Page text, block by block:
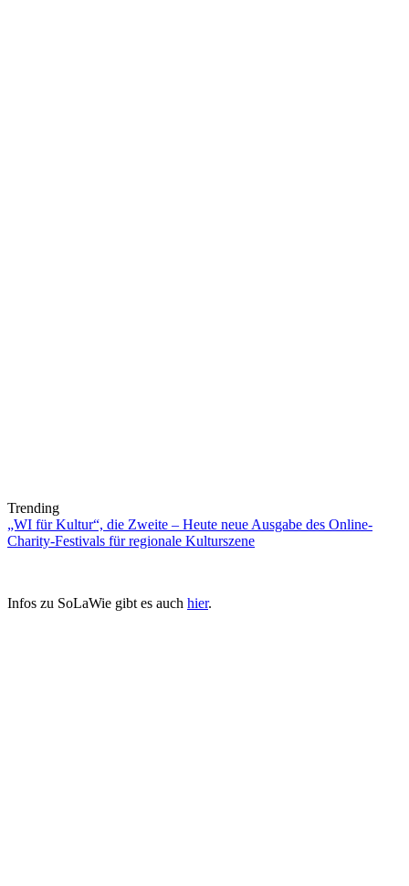
Trending
„WI für Kultur“, die Zweite – Heute neue Ausgabe des Online-
Charity-Festivals für regionale Kulturszene
Infos zu SoLaWie gibt es auch hier.